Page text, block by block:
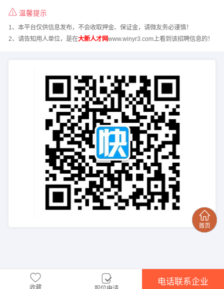
温馨提示
1、本平台仅供信息发布，不会收取押金、保证金，请微友务必谨慎！
2、请告知用人单位，是在大新人才网www.winyr3.com上看到该招聘信息的！
电话联系企业